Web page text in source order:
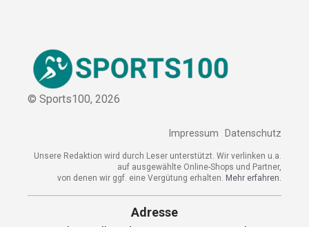
© Sports100, 2026
Impressum Datenschutz
Unsere Redaktion wird durch Leser unterstützt. Wir verlinken
u.a. auf ausgewählte Online-Shops und Partner,
von denen wir ggf. eine Vergütung erhalten.Mehr erfahren.
Adresse